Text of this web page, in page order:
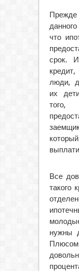
Прежде
что
срок.
люди,
их
Все
такого
нужны